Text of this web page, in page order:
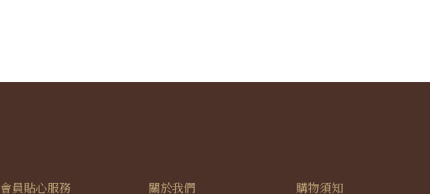
會員貼心服務 關於我們 購物須知